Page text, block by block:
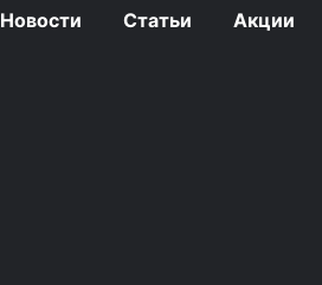
Новости Статьи Акции